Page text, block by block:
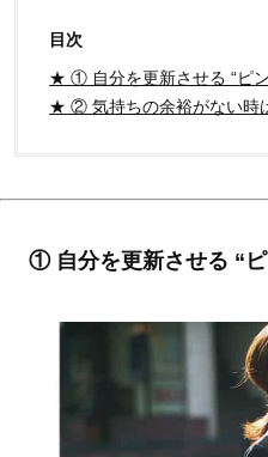
目次
★ ① 自分を更新させる “ピ
★ ② 気持ちの余裕がない時
① 自分を更新させる “